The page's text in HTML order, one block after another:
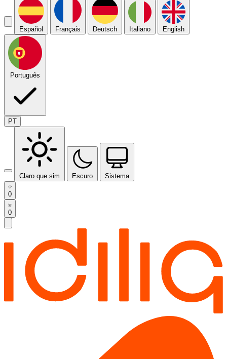
Español Français Deutsch Italiano English
Português
PT
Claro que sim Escuro Sistema
0
0